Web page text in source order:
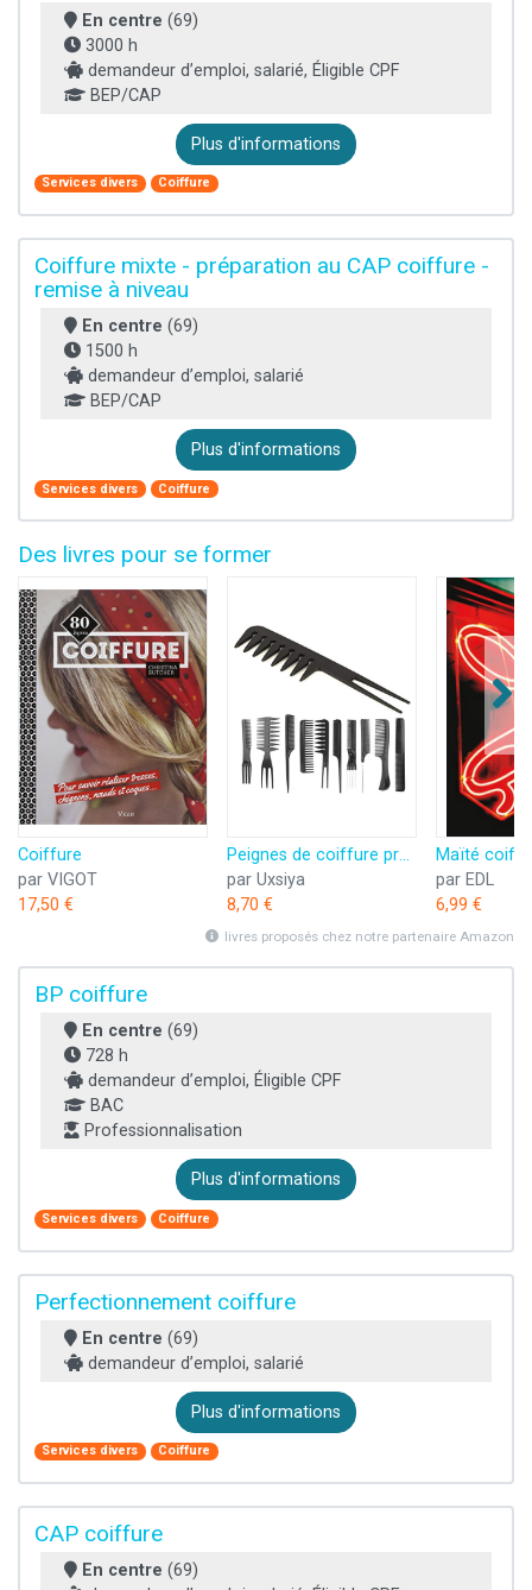
En centre (69)
3000 h
demandeur d’emploi, salarié, Éligible CPF
BEP/CAP
Plus d'informations
Services divers Coiffure
Coiffure mixte - préparation au CAP coiffure -
remise à niveau
En centre (69)
1500 h
demandeur d’emploi, salarié
BEP/CAP
Plus d'informations
Services divers Coiffure
Des livres pour se former
Coiffure
par VIGOT
17,50 €
Peignes de coiffure professionnels outils de coiffure de soins des cheveux peignes de coiffeur de salon anti-corrosion pour femmes pour barbiers de salon pour différentes fonctions
par Uxsiya
8,70 €
Maïté
par EDL
6,99 €
livres proposés chez notre partenaire Amazon
BP coiffure
En centre (69)
728 h
demandeur d’emploi, Éligible CPF
BAC
Professionnalisation
Plus d'informations
Services divers Coiffure
Perfectionnement coiffure
En centre (69)
demandeur d’emploi, salarié
Plus d'informations
Services divers Coiffure
CAP coiffure
En centre (69)